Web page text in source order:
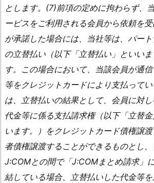
とします。(7)前項の定めに拘わらず、
ービスをご利用される会員から依頼を
が承諾した場合には、当社等は、パー
の立替払い（以下「立替払い」といい
す。この場合において、当該会員が通
等をクレジットカードにより支払って
は、立替払いの結果として、会員に対
代金等に係る支払請求権（以下「立替
います。）をクレジットカード債権譲
者債権譲渡することができるものとし
J:COMとの間で「J:COMまとめ請求」
結している場合、立替払いした代金等